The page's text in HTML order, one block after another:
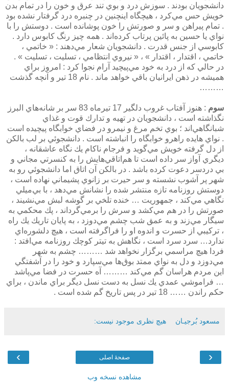
دانشجويان بودند . سوزش درد و بوي تند عرق و خون را در تمام بدن
خويش حس مي‌كرد ، هيچگاه اينچنين در چنبره درد گرفتار نشده بود
. تمام پيراهن و سر و صورتش را خون پوشانده است . دوستش را با
نواي يا حسين به پائين پرتاب كرده‌اند . همه چيز رنگ كابوس دارد .
كابوسي از جنس قدرت . دانشجويان شعار مي‌دهند : « خاتمي ،
خاتمي ، اقتدار ، اقتدار » ، « نيروي انتظامي ، تسليت ، تسليت » .
در حالي كه از درد به خود مي‌پيچيد آرام نجوا كرد : امروز براي
هميشه در ذهن ايرانيان باقي خواهد ماند . نام 18 تير و آنچه گذشت
………
سوم
: هنوز آفتاب غروب دلگير 17 تيرماه 83 سر بر شانه‌هاي البرز
نگذاشته است ، دانشجويان در تهيه و تدارك قوت و غذاي
شبانگاهي‌اند ؛ بوي تخم مرغ و نيمرو در فضاي خوابگاه پيچيده است
. نواي هايده راهرو خوابگاه را انباشته است . دانشجوئي بر لب بالكن
از دل گرفته خويش مي‌گويد و فرجام ناكام يك نگاه عاشقانه ،
ديگري آواز سر داده است تا هم‌اتاقي‌هايش را به كنسرتي مجاني و
بي دردسر دعوت كرده باشد . در بالكن آن اتاق اما دانشجوئي رو به
شهر پر آشوب نشسته و سر حيرت بر زانوي پشيماني نهاده است ،
دوستش روزنامه تازه منتشر شده را نشانش مي‌دهد ، با بي‌ميلي
نگاهي مي‌كند ، جمهوريت … خنده تلخي بر گوشه لبش مي‌نشيند ،
صورتش را در هم مي‌كشد و سرش را برمي‌گرداند ، پك محكمي به
سيگار مي‌زند و به عمق شب چشم مي‌دوزد ، به پايان تاريك يك راه
، تركيبي از حسرت و اندوه او را فراگرفته است ، ‌هيچ دلشوره‌اي
ندارد… سرد سرد است ، نگاهش به تيتر كوچك روزنامه مي‌افتد :
فردا هيچ مراسمي برگزار نخواهد شد ……… چشم به شهر
مي‌دوزد و دل به نواي ممتد بوق‌ها مي‌سپارد و خود را در آشفتگي
اين مردم هراسان گم مي‌كند ……… آه حسرت در فضا مي‌پاشد
… فراموشي عمدي يك نسل به دست نسل ديگر براي ماندن ، براي
حكم راندن …… 18 تير در پس تاريخ گم شده است .
مسعود بُرجيـان هیچ نظری موجود نیست:
‹
› صفحهٔ اصلی
مشاهده نسخه وب